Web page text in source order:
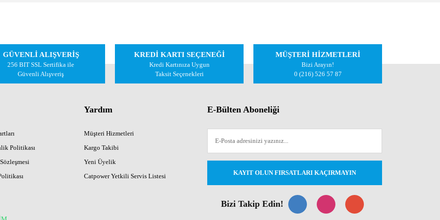
Gönder
GÜVENLİ ALIŞVERİŞ
256 BIT SSL Sertifika ile
Güvenli Alışveriş
KREDİ KARTI SEÇENEĞİ
Kredi Kartınıza Uygun
Taksit Seçenekleri
MÜŞTERİ HİZMETLERİ
Bizi Arayın!
0 (216) 526 57 87
Politikası
Yardım
Müşteri Hizmetleri
Kargo Takibi
Yeni Üyelik
Catpower Yetkili Servis Listesi
E-Bülten Aboneliği
KAYIT OLUN FIRSATLARI KAÇIRMAYIN
Bizi Takip Edin!